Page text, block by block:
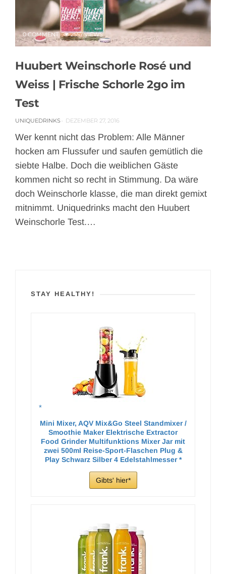
0 COMMENT 2557 VIEWS
Huubert Weinschorle Rosé und
Weiss | Frische Schorle 2go im
Test
UNIQUEDRINKS DEZEMBER 27, 2016
Wer kennt nicht das Problem: Alle Männer
hocken am Flussufer und saufen gemütlich die
siebte Halbe. Doch die weiblichen Gäste
kommen nicht so recht in Stimmung. Da wäre
doch Weinschorle klasse, die man direkt gemixt
mitnimmt. Uniquedrinks macht den Huubert
Weinschorle Test.…
STAY HEALTHY!
Mini Mixer, AQV Mix&Go Steel Standmixer /
Smoothie Maker Elektrische Extractor
Food Grinder Multifunktions Mixer Jar mit
zwei 500ml Reise-Sport-Flaschen Plug &
Play Schwarz Silber 4 Edelstahlmesser
Gibts' hier